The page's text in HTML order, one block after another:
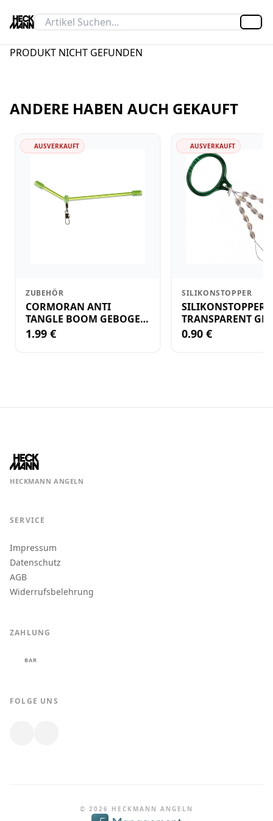
PRODUKT NICHT GEFUNDEN
ANDERE HABEN AUCH GEKAUFT
AUSVERKAUFT
ZUBEHÖR
CORMORAN ANTI
TANGLE BOOM GEBOGEN
12CM M.WIRBEL(PLASTIK)
1.99 €
AUSVERKAUFT
SILIKONSTOPPER
SILIKONSTOPPER
TRANSPARENT
KLEIN
0.90 €
HECKMANN ANGELN
SERVICE
Impressum
Datenschutz
AGB
Widerrufsbelehrung
ZAHLUNG
BAR
FOLGE UNS
© 2026 HECKMANN ANGELN